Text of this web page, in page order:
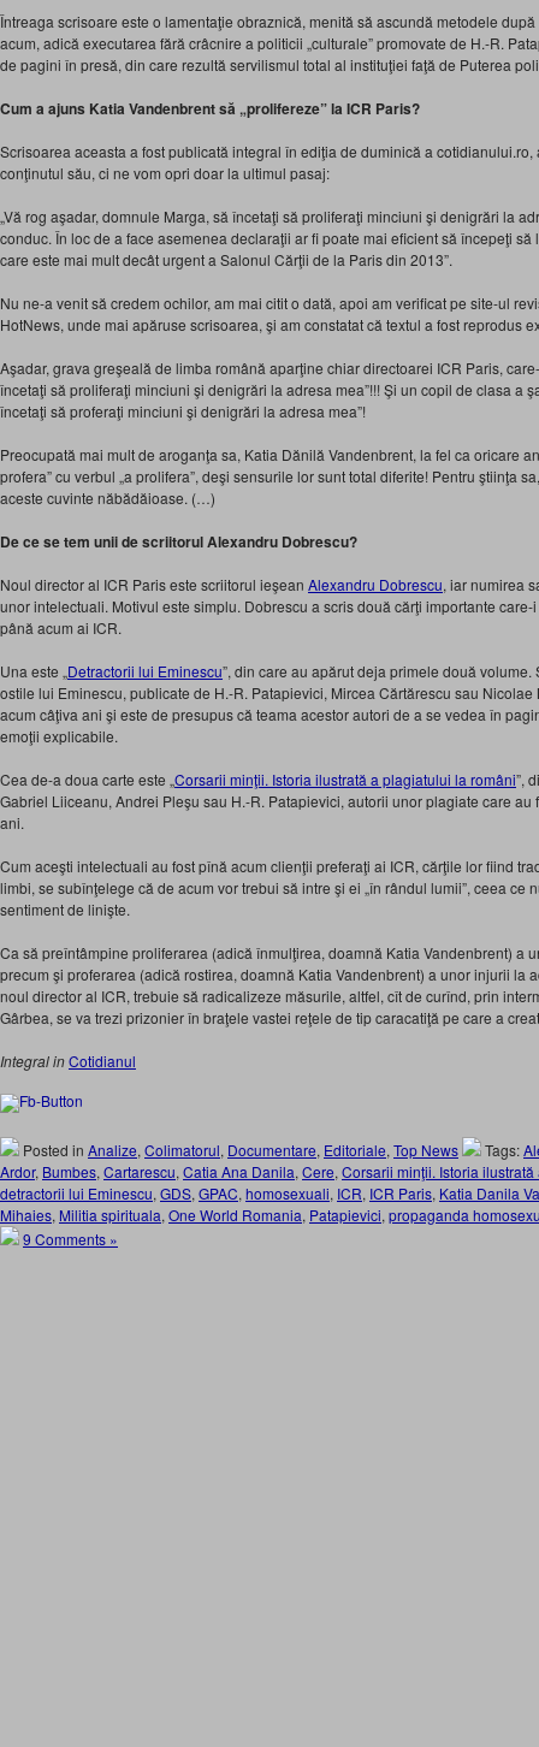
Întreaga scrisoare este o lamentaţie obraznică, menită să ascundă metodele
acum, adică executarea fără crâcnire a politicii „culturale” promovate de H.-R.
de pagini în presă, din care rezultă servilismul total al instituţiei faţă de Puterea
Cum a ajuns Katia Vandenbrent să „prolifereze” la ICR Paris?
Scrisoarea aceasta a fost publicată integral în ediţia de duminică a cotidianului.ro,
conţinutul său, ci ne vom opri doar la ultimul pasaj:
„Vă rog aşadar, domnule Marga, să încetaţi să proliferaţi minciuni şi denigrări la
conduc. În loc de a face asemenea declaraţii ar fi poate mai eficient să începeţi
care este mai mult decât urgent a Salonul Cărţii de la Paris din 2013”.
Nu ne-a venit să credem ochilor, am mai citit o dată, apoi am verificat pe site-ul
HotNews, unde mai apăruse scrisoarea, şi am constatat că textul a fost reprodus
Aşadar, grava greşeală de limba română aparţine chiar directoarei ICR Paris,
încetaţi să proliferaţi minciuni şi denigrări la adresa mea”!!! Şi un copil de clasa a
încetaţi să proferaţi minciuni şi denigrări la adresa mea”!
Preocupată mai mult de aroganţa sa, Katia Dănilă Vandenbrent, la fel ca oricare
profera” cu verbul „a prolifera”, deşi sensurile lor sunt total diferite! Pentru ştiinţa
aceste cuvinte năbădăioase. (…)
De ce se tem unii de scriitorul Alexandru Dobrescu?
Noul director al ICR Paris este scriitorul ieşean Alexandru Dobrescu, iar numirea
unor intelectuali. Motivul este simplu. Dobrescu a scris două cărţi importante
până acum ai ICR.
Una este „Detractorii lui Eminescu”, din care au apărut deja primele două
ostile lui Eminescu, publicate de H.-R. Patapievici, Mircea Cărtărescu sau Nicolae
acum câţiva ani şi este de presupus că teama acestor autori de a se vedea în
emoţii explicabile.
Cea de-a doua carte este „Corsarii minţii. Istoria ilustrată a plagiatului la români”,
Gabriel Liiceanu, Andrei Pleşu sau H.-R. Patapievici, autorii unor plagiate care
ani.
Cum aceşti intelectuali au fost pînă acum clienţii preferaţi ai ICR, cărţile lor fiind
limbi, se subînţelege că de acum vor trebui să intre şi ei „în rândul lumii”, ceea ce
sentiment de linişte.
Ca să preîntâmpine proliferarea (adică înmulţirea, doamnă Katia Vandenbrent) a
precum şi proferarea (adică rostirea, doamnă Katia Vandenbrent) a unor injurii la
noul director al ICR, trebuie să radicalizeze măsurile, altfel, cît de curînd, prin
Gârbea, se va trezi prizonier în braţele vastei reţele de tip caracatiţă pe care a
Integral inCotidianul
Posted in Analize, Colimatorul, Documentare, Editoriale, Top News Tags:
Ardor, Bumbes, Cartarescu, Catia Ana Danila, Cere, Corsarii minţii. Istoria
detractorii lui Eminescu, GDS, GPAC, homosexuali, ICR, ICR Paris, Katia Danila
Mihaies, Militia spirituala, One World Romania, Patapievici, propaganda
9 Comments »